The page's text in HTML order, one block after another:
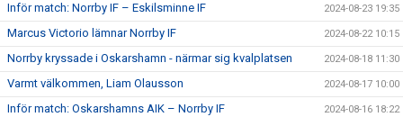
Inför match: Norrby IF – Eskilsminne IF 2024-08-23 19:35
Marcus Victorio lämnar Norrby IF 2024-08-22 10:15
Norrby kryssade i Oskarshamn - närmar sig kvalplatsen 2024-08-18 11:30
Varmt välkommen, Liam Olausson 2024-08-17 10:00
Inför match: Oskarshamns AIK – Norrby IF 2024-08-16 18:22